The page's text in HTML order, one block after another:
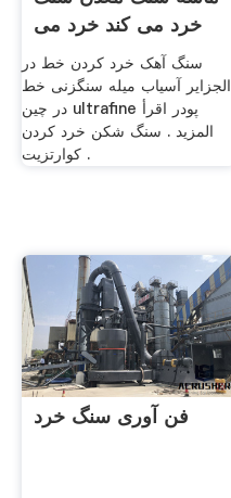
خرد می کند خرد می
شود
سنگ آهک خرد کردن خط در
الجزایر آسیاب میله سنگزنی خط
در چین ultrafine پودر اقرأ
المزيد . سنگ شکن خرد کردن
کوارتزیت .
فن آوری سنگ خرد